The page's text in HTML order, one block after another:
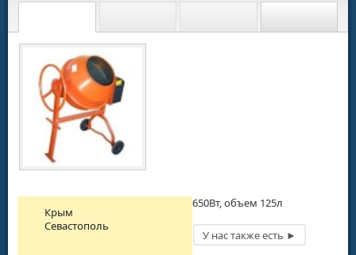
650Вт, объем 125л
Крым
Севастополь